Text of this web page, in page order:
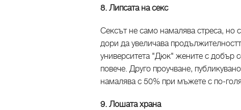
8. Липсата на секс
Сексът не само намалява стреса,
дори да увеличава
университета "Дюк" жените с добър
повече. Друго проучване,
намалява с 50% при мъжете с по-
9. Лошата храна